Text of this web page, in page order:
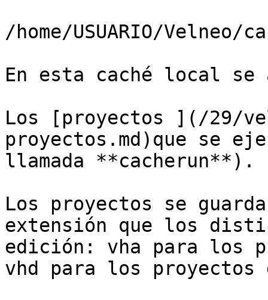
/home/USUARIO/Velneo/
En esta caché local
Los [proyectos ](/29/
proyectos.md)que se
llamada **cacherun**).
Los proyectos se
extensión que los
edición: vha para los
vhd para los proyectos